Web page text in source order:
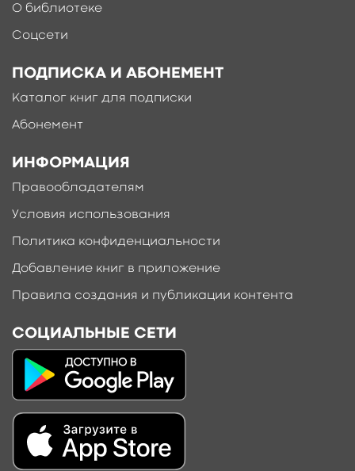
О библиотеке
Соцсети
ПОДПИСКА И АБОНЕМЕНТ
Каталог книг для подписки
Абонемент
ИНФОРМАЦИЯ
Правообладателям
Условия использования
Политика конфиденциальности
Добавление книг в приложение
Правила создания и публикации контента
СОЦИАЛЬНЫЕ СЕТИ